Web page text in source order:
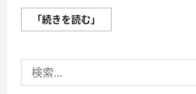
「続きを読む」
気
ク
は
索: